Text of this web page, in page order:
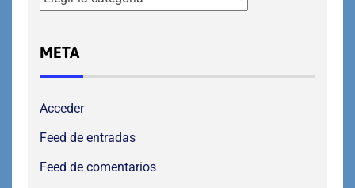
META
Acceder
Feed de entradas
Feed de comentarios